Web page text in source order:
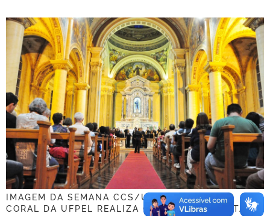
IMAGEM DA SEMANA CCS/UFPEL
CORAL DA UFPEL REALIZA CONCERTO DE NATAL